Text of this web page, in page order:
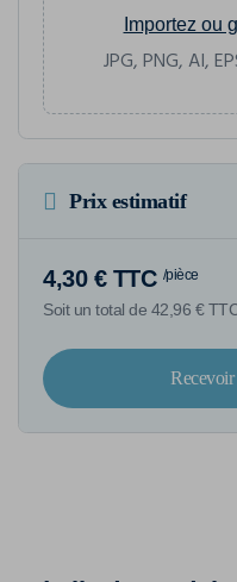
Importez ou
JPG, PNG, AI,
Prix estimatif
4,30 € TTC /pièce
Soit un total de 42,96 €
Recevoir